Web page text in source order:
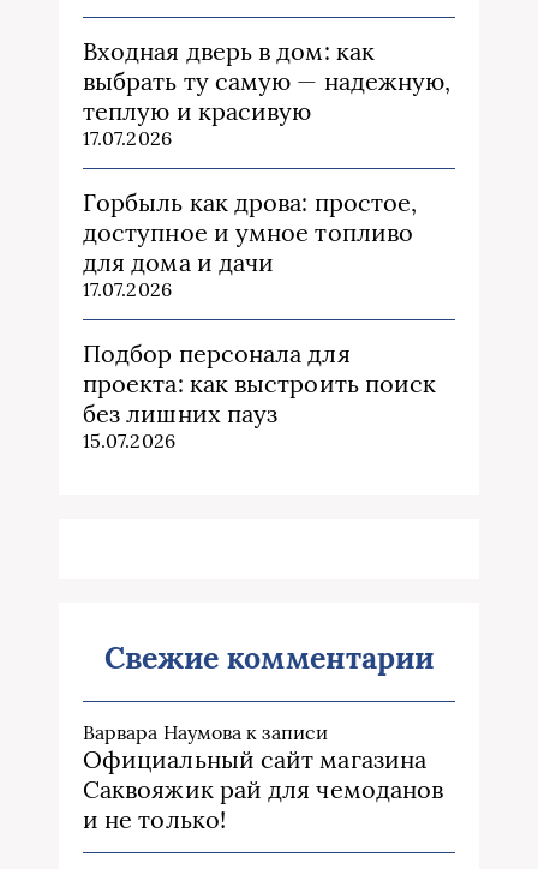
Входная дверь в дом: как
выбрать ту самую — надежную,
теплую и красивую
17.07.2026
Горбыль как дрова: простое,
доступное и умное топливо
для дома и дачи
17.07.2026
Подбор персонала для
проекта: как выстроить поиск
без лишних пауз
15.07.2026
Свежие комментарии
Варвара Наумова к записи
Официальный сайт магазина
Саквояжик рай для чемоданов
и не только!